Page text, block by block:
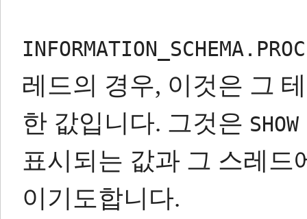
레드의 경우, 이것은 그
한 값입니다. 그것은
표시되는 값과 그 스레드
이기도합니다.